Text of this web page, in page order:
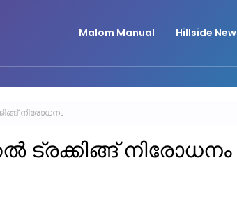
Malom Manual Hillside
നിരോധനം
നിരോധനം